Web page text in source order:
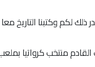
لكم وكتبنا التاريخ
منتخب كرواتيا